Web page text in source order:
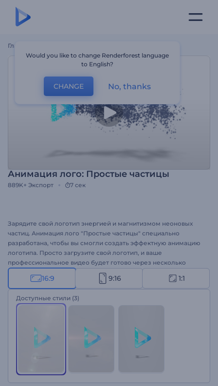
Главная
Анимация лого: Простые частицы
889K+ Экспорт 7 сек
Зарядите свой логотип энергией и магнитизмом неоновых
частиц. Анимация лого "Простые частицы" специально
разработана, чтобы вы смогли создать эффектную анимацию
логотипа. Просто загрузите свой логотип, и ваше
профессиональное видео будет готово через несколько
минут. Шаблон идеально подходит для оформления
презентаций, рекламы на ТВ, YouTube-влогов, корпоративных
презентаций и многого другого. Мы собрали все ингредиенты
для создания идеальной анимации логотипа - оформите свой
16:9 9:16 1:1
Доступные стили (3)
Would you like to change Renderforest language
to English?
CHANGE No, thanks